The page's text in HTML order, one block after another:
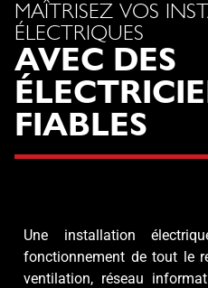
MAÎTRISEZ VOS
ÉLECTRIQUES
AVEC DES
FIABLES
Une installation
fonctionnement de tout le
ventilation, réseau